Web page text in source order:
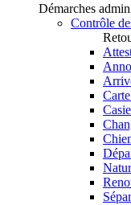
Démarches
Contrôle